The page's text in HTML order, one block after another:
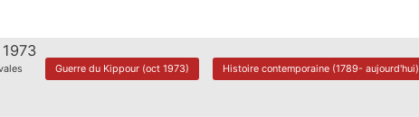
Guerre du Kippour (oct 1973) Histoire contemporaine (1789- aujourd'hui)